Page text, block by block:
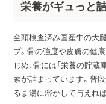
栄養がギュっと
全頭検査済み国産牛の大
プ。骨の強度や皮膚の健
じめ、骨には「栄養の貯
素が詰まっています。普
るま湯に溶かして与えれ